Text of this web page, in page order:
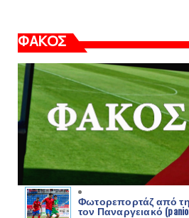
ΦΑΚΟΣ
Φωτορεπορτάζ από τη
τον Παναργειακό